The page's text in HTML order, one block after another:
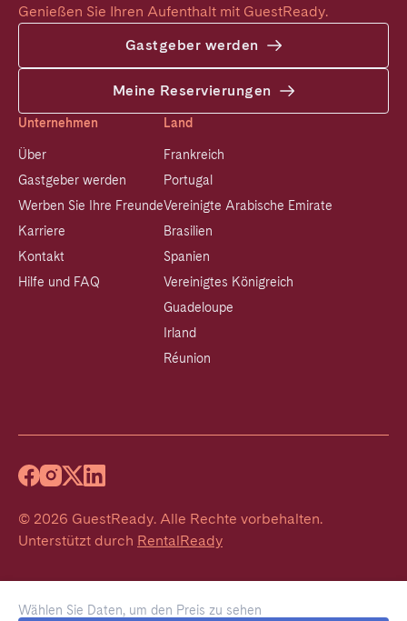
Wählen Sie Daten, um den Preis zu sehen
Genießen Sie Ihren Aufenthalt mit GuestReady.
Gastgeber werden
Meine Reservierungen
Unternehmen
Über
Gastgeber werden
Werben Sie Ihre Freunde
Karriere
Kontakt
Hilfe und FAQ
Land
Frankreich
Portugal
Vereinigte Arabische Emirate
Brasilien
Spanien
Vereinigtes Königreich
Guadeloupe
Irland
Réunion
© 2026 GuestReady. Alle Rechte vorbehalten.
Unterstützt durch RentalReady